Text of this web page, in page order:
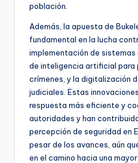
población.
Además, la apuesta de
fundamental en la lucha
implementación de sistemas
de inteligencia artificial para
crímenes, y la digitalización
judiciales. Estas
respuesta más eficiente y
autoridades y han
percepción de seguridad en
pesar de los avances, aún
en el camino hacia una